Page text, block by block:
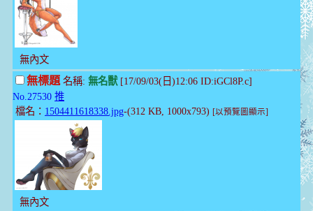
無內文
無標題名稱: 無名獸[17/09/03(日)12:06 ID:iGCl8P.c]
No.27530 推
檔名： 1504411618338.jpg-(312 KB, 1000x793) [以預覽圖顯示]
無內文